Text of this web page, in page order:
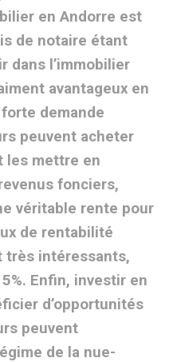
en Andorre est
de notaire étant
dans l’immobilier
avantageux en
demande
peuvent acheter
les mettre en
fonciers,
véritable rente pour
de rentabilité
très intéressants,
Enfin, investir en
d’opportunités
peuvent
de la nue-